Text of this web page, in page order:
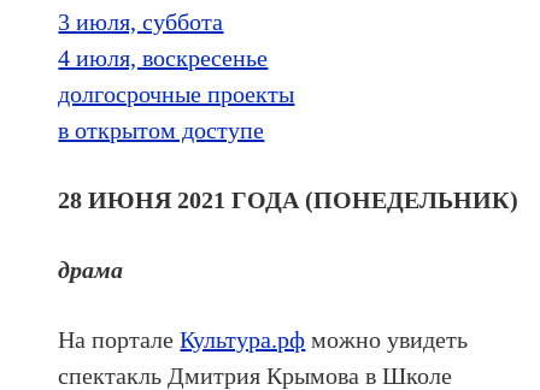
3 июля, суббота
4 июля, воскресенье
долгосрочные проекты
в открытом доступе
28 ИЮНЯ 2021 ГОДА (ПОНЕДЕЛЬНИК)
драма
На порталеКультура.рф можно увидеть
спектакль Дмитрия Крымова в Школе